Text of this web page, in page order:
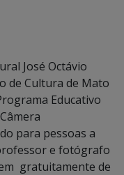
José Octávio
de Cultura de Mato
Educativo
para pessoas a
e fotógrafo
gratuitamente de